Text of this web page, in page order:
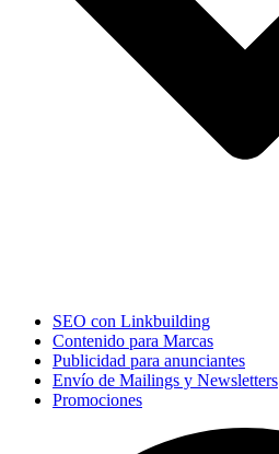
SEO con Linkbuilding
Contenido para Marcas
Publicidad para anunciantes
Envío de Mailings y Newsletters
Promociones